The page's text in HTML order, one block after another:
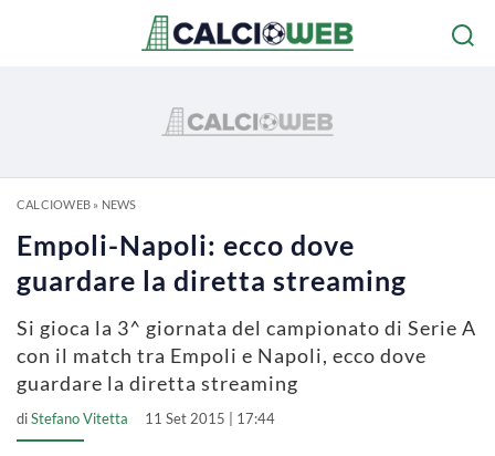
CALCIOWEB» NEWS
Empoli-Napoli: ecco dove
guardare la diretta streaming
Si gioca la 3^ giornata del campionato di Serie A
con il match tra Empoli e Napoli, ecco dove
guardare la diretta streaming
diStefano Vitetta 11 Set 2015 | 17:44